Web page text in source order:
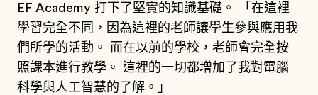
EF Academy 打下了堅實的知識基礎。 「在這裡
學習完全不同，因為這裡的老師讓學生參與應用我
們所學的活動。 而在以前的學校，老師會完全按
照課本進行教學。 這裡的一切都增加了我對電腦
科學與人工智慧的了解。」